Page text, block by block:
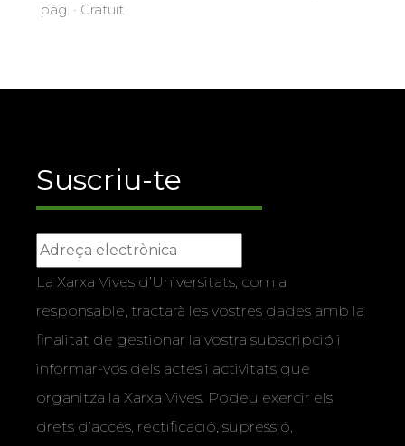
pàg. · Gratuït
Suscriu-te
La Xarxa Vives d’Universitats, com a
responsable, tractarà les vostres dades amb la
finalitat de gestionar la vostra subscripció i
informar-vos dels actes i activitats que
organitza la Xarxa Vives. Podeu exercir els
drets d’accés, rectificació, supressió,